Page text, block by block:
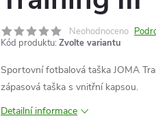
Neohodnoceno
Kód produktu: Zvolte variantu
Sportovní fotbalová taška JOMA
zápasová taška s vnitřní kapsou.
Detailní informace